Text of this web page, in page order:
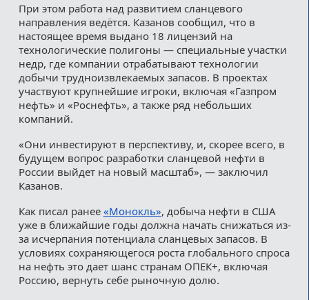
При этом работа над развитием сланцевого
направления ведётся. Казанов сообщил, что в
настоящее время выдано 18 лицензий на
технологические полигоны — специальные участки
недр, где компании отрабатывают технологии
добычи трудноизвлекаемых запасов. В проектах
участвуют крупнейшие игроки, включая «Газпром
нефть» и «Роснефть», а также ряд небольших
компаний.
«Они инвестируют в перспективу, и, скорее всего, в
будущем вопрос разработки сланцевой нефти в
России выйдет на новый масштаб», — заключил
Казанов.
Как писал ранее «Монокль», добыча нефти в США
уже в ближайшие годы должна начать снижаться из-
за исчерпания потенциала сланцевых запасов. В
условиях сохраняющегося роста глобального спроса
на нефть это дает шанс странам ОПЕК+, включая
Россию, вернуть себе рыночную долю.